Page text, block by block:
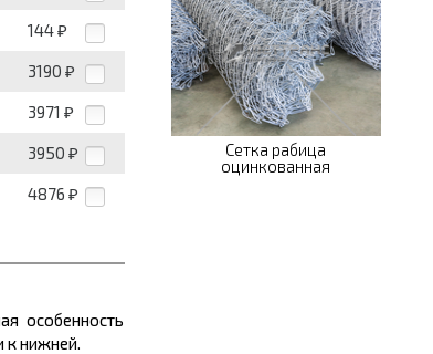
144 ₽
3190 ₽
3971 ₽
3950 ₽
4876 ₽
особенность
к нижней.
Сетка рабица
оцинкованная